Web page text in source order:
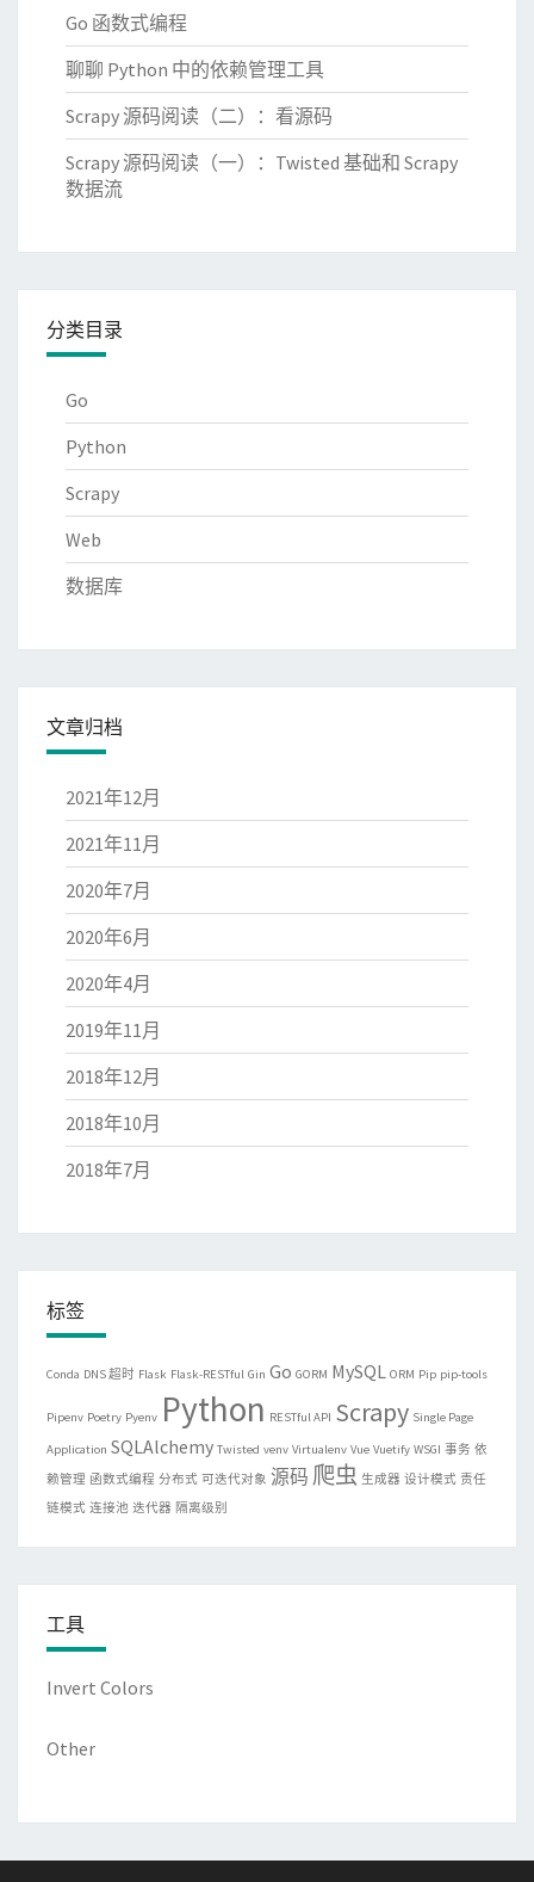
Go 函数式编程
聊聊 Python 中的依赖管理工具
Scrapy 源码阅读（二）：看源码
Scrapy 源码阅读（一）：Twisted 基础和 Scrapy
数据流
分类目录
Go
Python
Scrapy
Web
数据库
文章归档
2021年12月
2021年11月
2020年7月
2020年6月
2020年4月
2019年11月
2018年12月
2018年10月
2018年7月
标签
Conda DNS 超时 Flask Flask-RESTful Gin Go GORM MySQL ORM Pip pip-tools
Pipenv Poetry Pyenv Python RESTful API Scrapy Single Page
Application SQLAlchemy Twisted venv Virtualenv Vue Vuetify WSGI 事务 依
赖管理 函数式编程 分布式 可迭代对象 源码 爬虫 生成器 设计模式 责任
链模式 连接池 迭代器 隔离级别
工具
Invert Colors
Other